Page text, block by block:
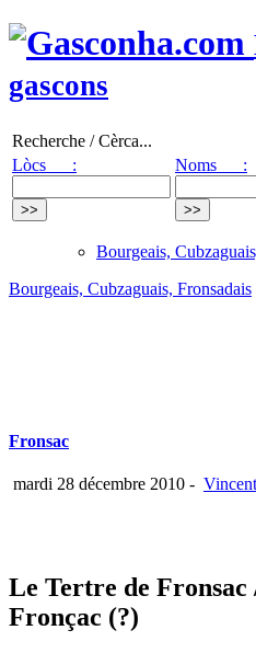
gascons
Recherche / Cèrca...
Lòcs :
Noms :
Bourgeais,
Bourgeais, Cubzaguais, Fronsadais
Fronsac
mardi 28 décembre 2010 -
Le Tertre de Fronsac
Fronçac (?)